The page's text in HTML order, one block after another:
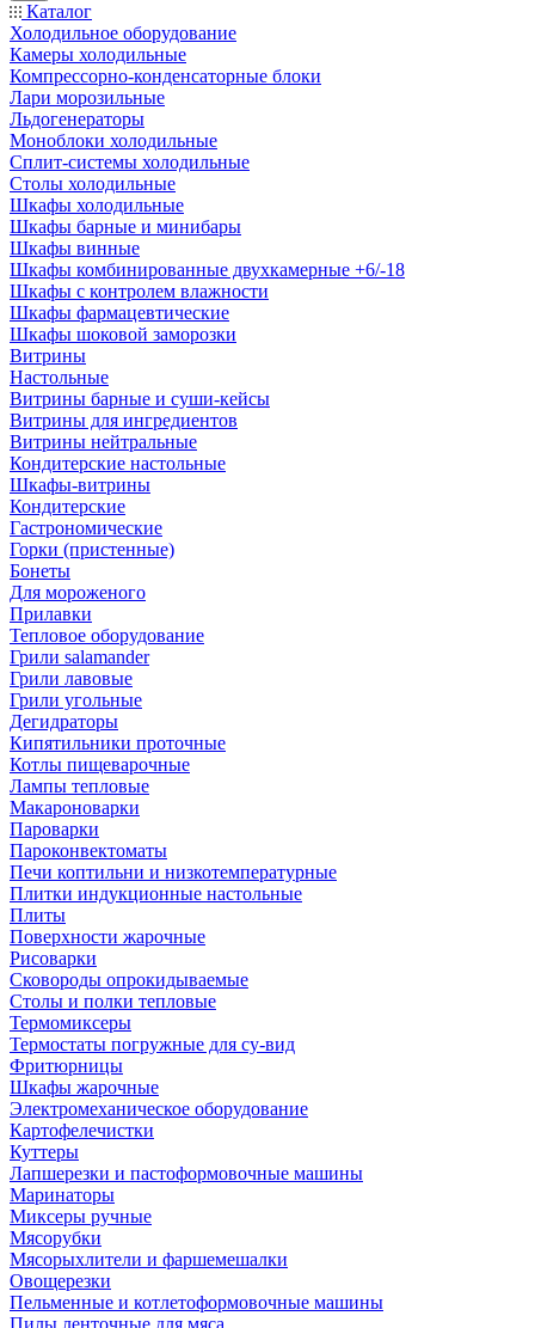
Каталог
Холодильное оборудование
Камеры холодильные
Компрессорно-конденсаторные блоки
Лари морозильные
Льдогенераторы
Моноблоки холодильные
Сплит-системы холодильные
Столы холодильные
Шкафы холодильные
Шкафы барные и минибары
Шкафы винные
Шкафы комбинированные двухкамерные +6/-18
Шкафы с контролем влажности
Шкафы фармацевтические
Шкафы шоковой заморозки
Витрины
Настольные
Витрины барные и суши-кейсы
Витрины для ингредиентов
Витрины нейтральные
Кондитерские настольные
Шкафы-витрины
Кондитерские
Гастрономические
Горки (пристенные)
Бонеты
Для мороженого
Прилавки
Тепловое оборудование
Грили salamander
Грили лавовые
Грили угольные
Дегидраторы
Кипятильники проточные
Котлы пищеварочные
Лампы тепловые
Макароноварки
Пароварки
Пароконвектоматы
Печи коптильни и низкотемпературные
Плитки индукционные настольные
Плиты
Поверхности жарочные
Рисоварки
Сковороды опрокидываемые
Столы и полки тепловые
Термомиксеры
Термостаты погружные для су-вид
Фритюрницы
Шкафы жарочные
Электромеханическое оборудование
Картофелечистки
Куттеры
Лапшерезки и пастоформовочные машины
Маринаторы
Миксеры ручные
Мясорубки
Мясорыхлители и фаршемешалки
Овощерезки
Пельменные и котлетоформовочные машины
Пилы ленточные для мяса